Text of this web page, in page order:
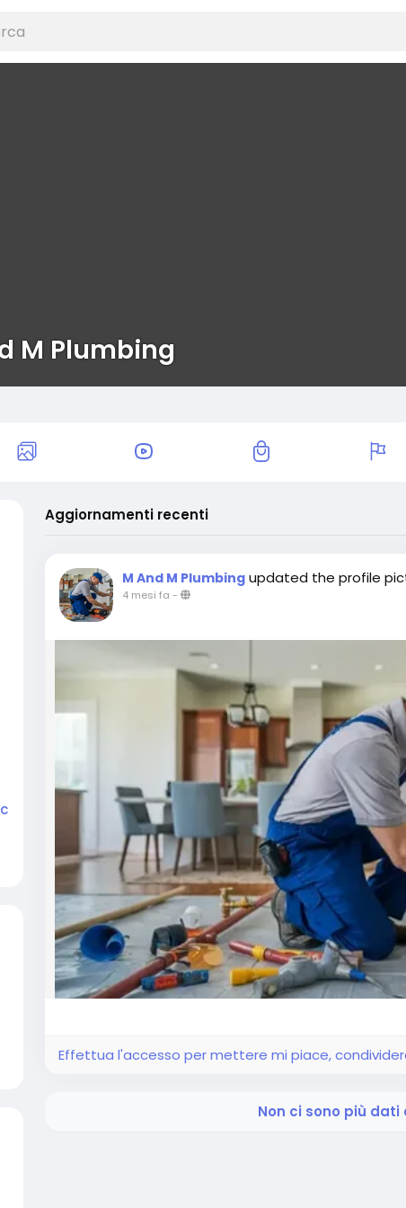
M Plumbing
Aggiornamenti recenti
M And M Plumbing updated the profile
4 mesi fa -
Effettua l'accesso per mettere mi piace,
Non ci sono più